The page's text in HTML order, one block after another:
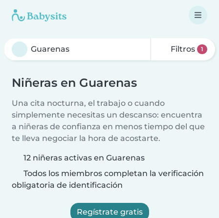
Filtros 1
Niñeras en Guarenas
Una cita nocturna, el trabajo o cuando
simplemente necesitas un descanso: encuentra
a niñeras de confianza en menos tiempo del que
te lleva negociar la hora de acostarte.
12 niñeras activas en Guarenas
Todos los miembros completan la verificación
obligatoria de identificación
Regístrate gratis